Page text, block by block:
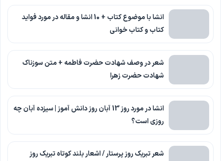
انشا با موضوع کتاب + 10 انشا و مقاله در مورد فواید
کتاب و کتاب خوانی
شعر در وصف شهادت حضرت فاطمه + متن سوزناک
شهادت حضرت زهرا
انشا در مورد روز 13 آبان روز دانش آموز | سیزده آبان چه
روزی است؟
شعر تبریک روز پرستار / اشعار بلند کوتاه تبریک روز